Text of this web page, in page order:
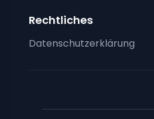
Rechtliches
Datenschutzerklärung